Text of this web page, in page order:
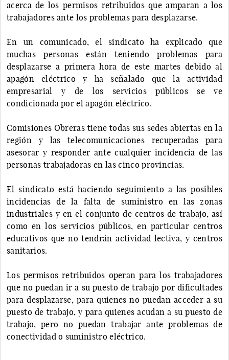
acerca de los permisos retribuidos que amparan a los
trabajadores ante los problemas para desplazarse.
En un comunicado, el sindicato ha explicado que
muchas personas están teniendo problemas para
desplazarse a primera hora de este martes debido al
apagón eléctrico y ha señalado que la actividad
empresarial y de los servicios públicos se ve
condicionada por el apagón eléctrico.
Comisiones Obreras tiene todas sus sedes abiertas en la
región y las telecomunicaciones recuperadas para
asesorar y responder ante cualquier incidencia de las
personas trabajadoras en las cinco provincias.
El sindicato está haciendo seguimiento a las posibles
incidencias de la falta de suministro en las zonas
industriales y en el conjunto de centros de trabajo, así
como en los servicios públicos, en particular centros
educativos que no tendrán actividad lectiva, y centros
sanitarios.
Los permisos retribuidos operan para los trabajadores
que no puedan ir a su puesto de trabajo por dificultades
para desplazarse, para quienes no puedan acceder a su
puesto de trabajo, y para quienes acudan a su puesto de
trabajo, pero no puedan trabajar ante problemas de
conectividad o suministro eléctrico.